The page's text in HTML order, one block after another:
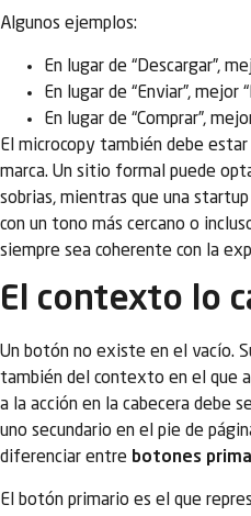
Algunos ejemplos:
En lugar de “Descargar”,
En lugar de “Enviar”, mejor
En lugar de “Comprar”,
El microcopy también debe
marca. Un sitio formal puede
sobrias, mientras que una
con un tono más cercano o
siempre sea coherente con la
El contexto lo
Un botón no existe en el vacío.
también del contexto en el que
a la acción en la cabecera debe
uno secundario en el pie de
diferenciar entre botones
El botón primario es el que